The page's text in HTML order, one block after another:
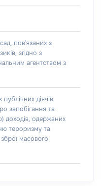
пов'язаних з
згідно з
агентством з
діячів
запобігання та
доходів, одержаних
тероризму та
масового